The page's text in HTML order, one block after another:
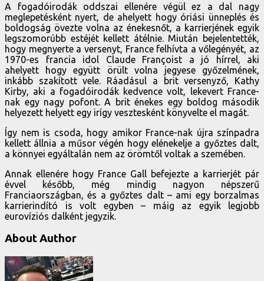
A fogadóirodák oddszai ellenére végül ez a dal nagy
meglepetésként nyert, de ahelyett hogy óriási ünneplés és
boldogság övezte volna az énekesnőt, a karrierjének egyik
legszomorúbb estéjét kellett átélnie. Miután bejelentették,
hogy megnyerte a versenyt, France felhívta a vőlegényét, az
1970-es francia idol Claude Françoist a jó hírrel, aki
ahelyett hogy együtt örült volna jegyese győzelmének,
inkább szakított vele. Ráadásul a brit versenyző, Kathy
Kirby, aki a fogadóirodák kedvence volt, lekevert France-
nak egy nagy pofont. A brit énekes egy boldog második
helyezett helyett egy irígy vesztesként könyvelte el magát.
Így nem is csoda, hogy amikor France-nak újra színpadra
kellett állnia a műsor végén hogy elénekelje a győztes dalt,
a könnyei egyáltalán nem az örömtől voltak a szemében.
Annak ellenére hogy France Gall befejezte a karrierjét pár
évvel később, még mindig nagyon népszerű
Franciaországban, és a győztes dalt – ami egy borzalmas
karrierindító is volt egyben – máig az egyik legjobb
eurovíziós dalként jegyzik.
About Author